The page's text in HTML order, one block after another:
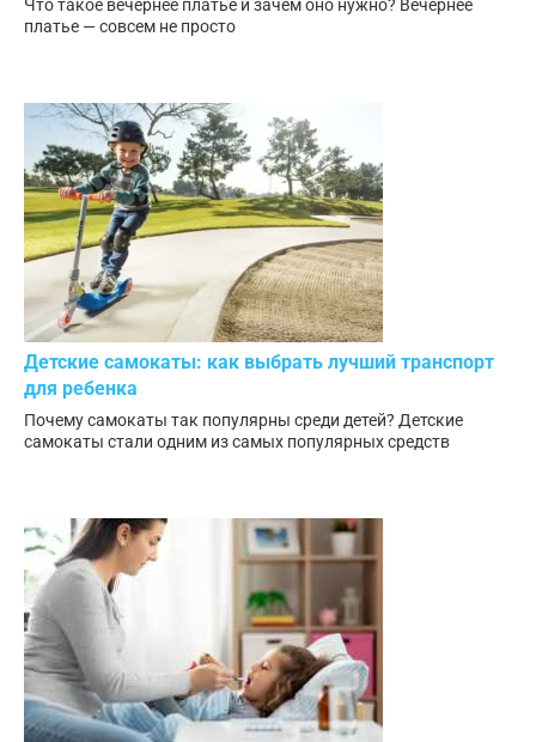
Что такое вечернее платье и зачем оно нужно? Вечернее
платье — совсем не просто
Детские самокаты: как выбрать лучший транспорт
для ребенка
Почему самокаты так популярны среди детей? Детские
самокаты стали одним из самых популярных средств